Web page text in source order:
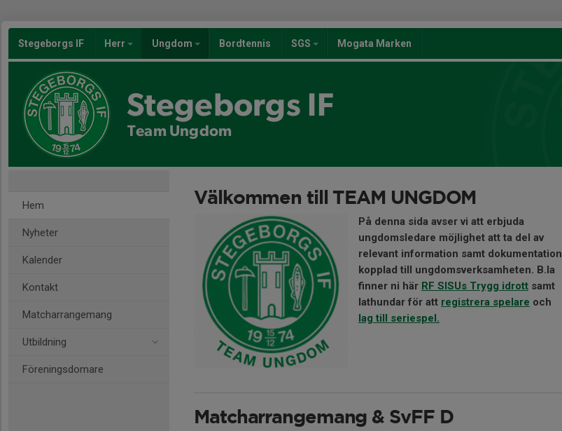
Stegeborgs IF Herr Ungdom Bordtennis SGS Mogata Marken
Stegeborgs IF
Team Ungdom
Hem
Nyheter
Kalender
Kontakt
Matcharrangemang
Utbildning
Föreningsdomare
Välkommen till TEAM UNGDOM
På denna sida avser vi att erbjuda
ungdomsledare möjlighet att ta del av
relevant information samt dokumentation
kopplad till ungdomsverksamheten. B.la
finner ni här RF SISUs Trygg idrott samt
lathundar för att registrera spelare och
lag till seriespel.
Matcharrangemang & SvFF D